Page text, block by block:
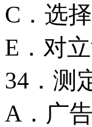
C
E．对
34．
A．